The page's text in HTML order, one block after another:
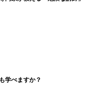
クスタジオにて、アロマ
会運営 - 荏原湘南スポー
ロマテラピーを通じて、
学べますか？